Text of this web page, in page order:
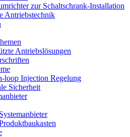
zur Schaltschrank-Installation
Antriebstechnik
Antriebslösungen
loop Injection Regelung
Sicherheit